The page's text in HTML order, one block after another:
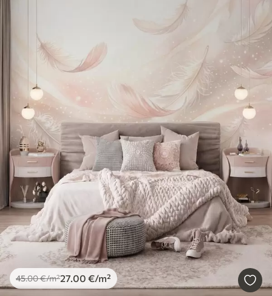
45.00€/m²27.00 €/m²